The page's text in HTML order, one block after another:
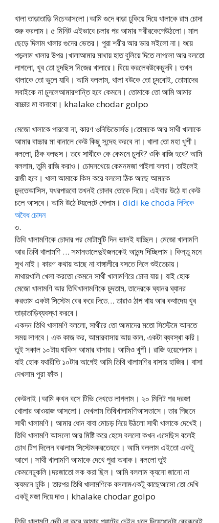
খালা তাড়াতাড়ি নিচেআসলো।আমি গুদে বাড়া ঢুকিয়ে দিয়ে খালাকে রাম চোদা
শুরু করলাম। ৫ মিনিট এইভাবে চলার পর আমার শরীরকেপেউঠলো। মাল
ছেড়ে দিলাম খালার গুদের ভেতর। পুরা শরীর আর ভার সইলো না। শুয়ে
পড়লাম খালার উপর।খালাআমার মাথায় হাত বুলিয়ে দিতে লাগলো আর বলতো
লাগলো, খুব তো চুদছিস নিজের খালারে। বিয়ে করলেবউকেচুদবি। তখন
খালাকে তো ভুলে যাবি। আমি বললাম, খালা বউকে তো চুদবোই, তোমাদের
সবাইকে না চুদলেআমারশান্তি হবে কেমনে। তোমাকে তো আমি আমার
বাচ্চার মা বানাবো। khalake chodar golpo
মেজো খালাকে পারবো না, কারণ ওনিডিভোর্সড।তোমাকে আর সাথী খালাকে
আমার বাচ্চার মা বানালে কেউ কিছু সন্দেহ করবে না। খালা তো মহা খুশী।
বললো, ঠিক বলছস। তবে সাথীকে কে কেমনে চুদবি? ওকি রাজি হবে? আমি
বললাম, তুমি রাজি করাও। চোদনখেয়ে কেমনমজা পাইলা বলবা। তাইলেই
রাজী হবে। খালা আমাকে কিস করে বললো ঠিক আছে আমাকে
চুদতেআসিস, যখরপারবো তখনই চোদাব তোকে দিয়ে। এইবার উঠে যা কেউ
চলে আসবে। আমি উঠে টয়লেটে গেলাম। didi ke choda দিদিকে
অবৈধ চোদন
৩.
তিথি খালামণিকে চোদার পর মোটামুটি দিন ভালই যাচ্ছিল। মেজো খালামণি
আর তিথি খালামণি … সমানতালেদুইজনকেই আনন্দ দিচ্ছিলাম। কিন্তু মনে
সুখ নাই। কারণ কথায় আছে না বাঙ্গালীরে বসতে দিলে শুইতেচায়।
মাথায়খালি খেলা করতো কেমনে সাথী খালামণিরে চোদা যায়। যাই হোক
মেজো খালামণি আর তিথিখালামণিকে চুদতাম, তাদেরকে ঘ্যানর ঘ্যানর
করতাম একটা সিস্টেম বের করে দিতে… তারাও ঠাপ খায় আর কথাদেয় খুব
তাড়াতাড়িব্যবস্থা করবে।
একদন তিথি খালামণি বললো, সাথীরে তো আমাদের মতো সিস্টেমে আনতে
সময় লাগবে। এক কাজ কর, আমারবাসায় আয় কাল, একটা ব্যবস্থা করি।
তুই সকাল ১০টায় থাকিস আমার বাসায়। আমিও খুশী। রাজি হয়েগেলাম।
যাই হোক যথারীতি ১০টার আগেই আমি তিথি খালামণির বাসায় হাজির। বাসা
দেখলাম পুরা ফাঁক।
কেউনাই।আমি কখন বসে টিভি দেখতে লাগলাম। ২০ মিনিট পর দরজা
খোলার আওয়াজ আসলো। দেখলাম তিথিখালামণিআসতাসে। তার পিছনে
সাথী খালামণি। আমার ধোন বাবা মোচড় দিয়ে উঠলো সাথী খালাকে দেখেই।
তিথি খালামণি আসলো আর মিষ্টি করে হেসে বললো কখন এসেছিস বলেই
চোখ টিপ দিলেন বঝলাম সিস্টেমকরতেহবে। আমি বললাম এইতো একটু
আগে। সাথী খালামণি আমাকে দেখে পুরা অবাক। বললো তুই
কেমনেঢুকলি।দরজাতো লক করা ছিল। আমি বললাম ক্যনো জানো না
ক্যমনে ঢুকি। তারপর তিথি খালামণিকে বললামএকটু কাছেআসো তো দেখি
একটু মজা দিয়ে দাও। khalake chodar golpo